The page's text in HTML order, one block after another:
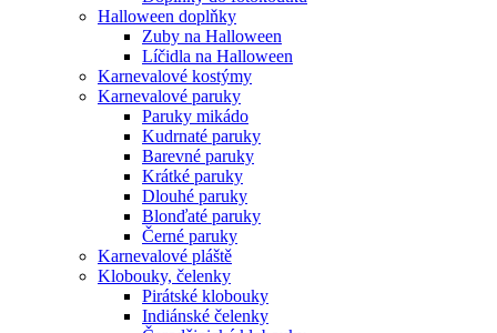
Halloween doplňky
Zuby na Halloween
Líčidla na Halloween
Karnevalové kostýmy
Karnevalové paruky
Paruky mikádo
Kudrnaté paruky
Barevné paruky
Krátké paruky
Dlouhé paruky
Blonďaté paruky
Černé paruky
Karnevalové pláště
Klobouky, čelenky
Pirátské klobouky
Indiánské čelenky